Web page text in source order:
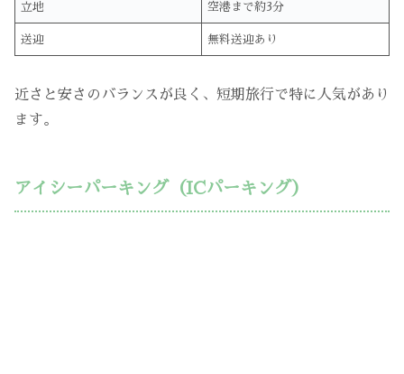
立地 空港まで約3分
送迎 無料送迎あり
近さと安さのバランスが良く、短期旅行で特に人気があり
ます。
アイシーパーキング（ICパーキング）